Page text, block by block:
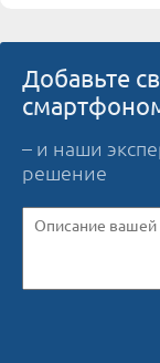
Добавьте
– и наши
решение